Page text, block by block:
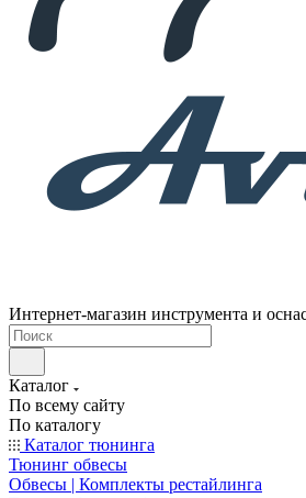
Интернет-магазин инструмента и
Каталог
По всему сайту
По каталогу
Каталог тюнинга
Тюнинг обвесы
Обвесы | Комплекты рестайлинга